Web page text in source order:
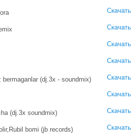
Скачать
Скачать
Скачать
Скачать
(dj.3x - soundmix) Скачать
Скачать
(dj.3x soundmix) Скачать
bomi (jb records) Скачать